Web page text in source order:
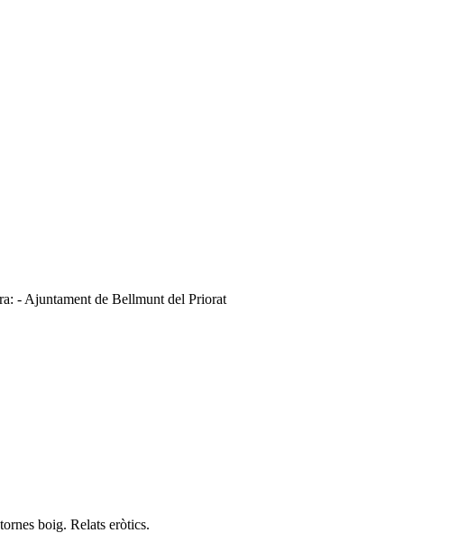
- Ajuntament de Bellmunt del Priorat
boig. Relats eròtics.